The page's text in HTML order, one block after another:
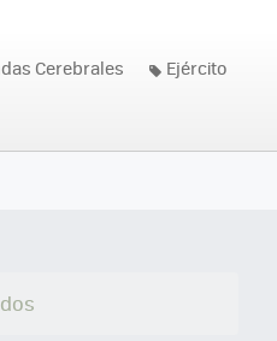
Cerebrales Ejército